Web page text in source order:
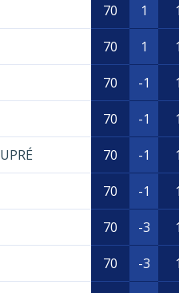
70 1
70 1
70 -1
70 -1
70 -1
70 -1
70 -3
70 -3